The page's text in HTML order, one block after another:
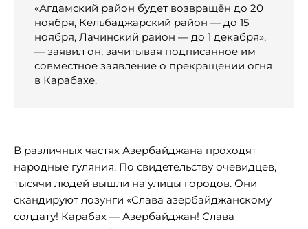
«Агдамский район будет возвращён до 20
ноября, Кельбаджарский район — до 15
ноября, Лачинский район — до 1 декабря»,
— заявил он, зачитывая подписанное им
совместное заявление о прекращении огня
в Карабахе.
В различных частях Азербайджана проходят
народные гуляния. По свидетельству очевидцев,
тысячи людей вышли на улицы городов. Они
скандируют лозунги «Слава азербайджанскому
солдату! Карабах — Азербайджан! Слава